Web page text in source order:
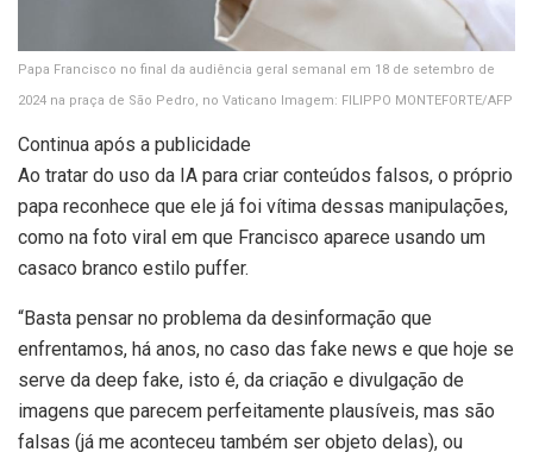
Papa Francisco no final da audiência geral semanal em 18 de setembro de
2024 na praça de São Pedro, no Vaticano
Imagem: FILIPPO MONTEFORTE/AFP
Continua após a publicidade
Ao tratar do uso da IA para criar conteúdos falsos, o próprio
papa reconhece que ele já foi vítima dessas manipulações,
como na foto viral em que Francisco aparece usando um
casaco branco estilo puffer.
“Basta pensar no problema da desinformação que
enfrentamos, há anos, no caso das fake news e que hoje se
serve da deep fake, isto é, da criação e divulgação de
imagens que parecem perfeitamente plausíveis, mas são
falsas (já me aconteceu também ser objeto delas), ou